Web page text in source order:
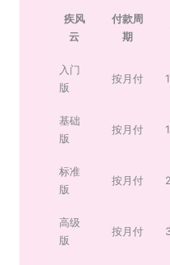
疾风
云
付款周
期
入门
版
按月付
基础
版
按月付
标准
版
按月付
高级
版
按月付